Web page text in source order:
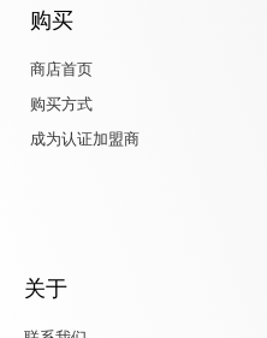
购买
商店首页
购买方式
成为认证加盟商
关于